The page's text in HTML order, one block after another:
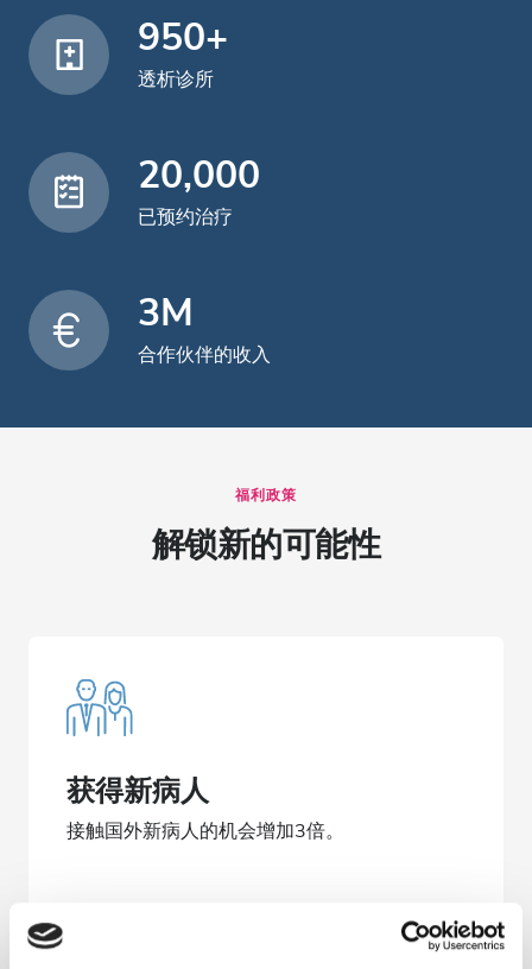
950+
透析诊所
20,000
已预约治疗
3M
合作伙伴的收入
福利政策
解锁新的可能性
获得新病人
接触国外新病人的机会增加3倍。